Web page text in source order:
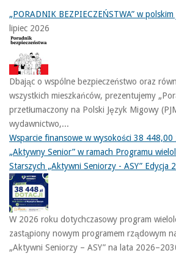
„PORADNIK BEZPIECZEŃSTWA” w
lipiec 2026
Dbając o wspólne bezpieczeństwo oraz
wszystkich mieszkańców, prezentujemy
przetłumaczony na Polski Język Migowy
wydawnictwo,...
Wsparcie finansowe w wysokości 38 448,00
„Aktywny Senior” w ramach Programu
Starszych „Aktywni Seniorzy - ASY” Edycja
W 2026 roku dotychczasowy program
zastąpiony nowym programem rządowym
„Aktywni Seniorzy – ASY” na lata